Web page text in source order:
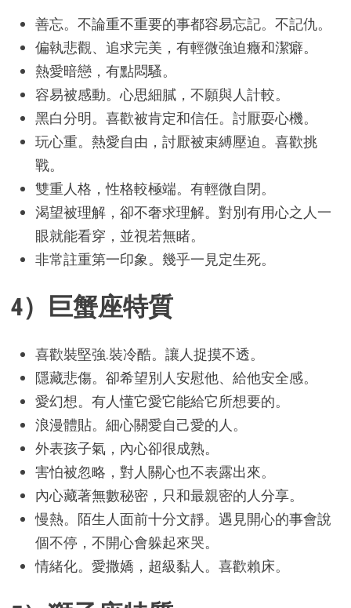
善忘。不論重不重要的事都容易忘記。不記仇。
偏執悲觀、追求完美，有輕微強迫癥和潔癖。
熱愛暗戀，有點悶騷。
容易被感動。心思細膩，不願與人計較。
黑白分明。喜歡被肯定和信任。討厭耍心機。
玩心重。熱愛自由，討厭被束縛壓迫。喜歡挑
戰。
雙重人格，性格較極端。有輕微自閉。
渴望被理解，卻不奢求理解。對別有用心之人一
眼就能看穿，並視若無睹。
非常註重第一印象。幾乎一見定生死。
4）巨蟹座特質
喜歡裝堅強.裝冷酷。讓人捉摸不透。
隱藏悲傷。卻希望別人安慰他、給他安全感。
愛幻想。有人懂它愛它能給它所想要的。
浪漫體貼。細心關愛自己愛的人。
外表孩子氣，內心卻很成熟。
害怕被忽略，對人關心也不表露出來。
內心藏著無數秘密，只和最親密的人分享。
慢熱。陌生人面前十分文靜。遇見開心的事會說
個不停，不開心會躲起來哭。
情緒化。愛撒嬌，超級黏人。喜歡賴床。